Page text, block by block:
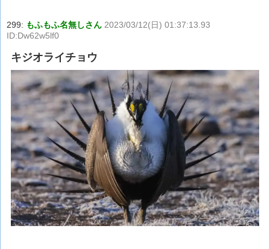
299: もふもふ名無しさん 2023/03/12(日) 01:37:13.93
ID:Dw62w5lf0
キジオライチョウ